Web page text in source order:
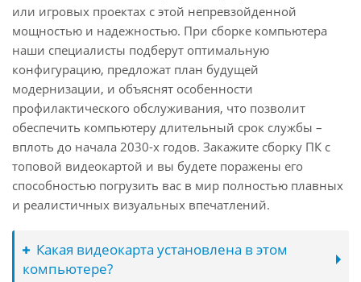
или игровых проектах с этой непревзойденной
мощностью и надежностью. При сборке компьютера
наши специалисты подберут оптимальную
конфигурацию, предложат план будущей
модернизации, и объяснят особенности
профилактического обслуживания, что позволит
обеспечить компьютеру длительный срок службы –
вплоть до начала 2030-х годов. Закажите сборку ПК с
топовой видеокартой и вы будете поражены его
способностью погрузить вас в мир полностью плавных
и реалистичных визуальных впечатлений.
Какая видеокарта установлена в этом
компьютере?